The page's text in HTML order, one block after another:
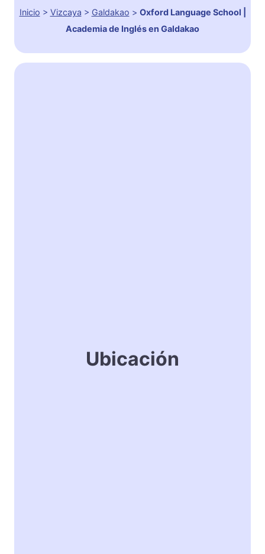
Inicio > Vizcaya > Galdakao > Oxford Language School |
Academia de Inglés en Galdakao
Ubicación